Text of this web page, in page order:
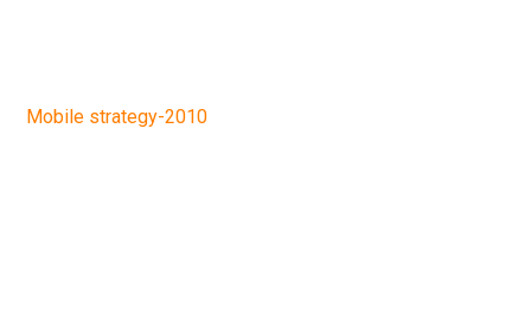
Mobile strategy-2010